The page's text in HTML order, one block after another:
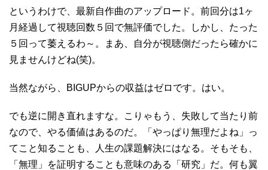
というわけで、最新自作曲のアップロード。前回分は1ヶ
月経過して視聴回数５回で無評価でした。しかし、たった
５回って萎えるわ～。まあ、自分が視聴側だったら確かに
見ませんけどね(笑)。
当然ながら、BIGUPからの収益はゼロです。はい。
でも逆に開き直れますな。こりゃもう、失敗して当たり前
なので、やる価値はあるのだ。「やっぱり無理だよね」っ
てこと知ることも、人生の課題解決にはなる。そもそも、
「無理」を証明することも意味のある「研究」だ。何も翼